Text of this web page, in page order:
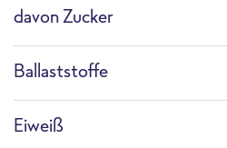
davon Zucker
Ballaststoffe
Eiweiß